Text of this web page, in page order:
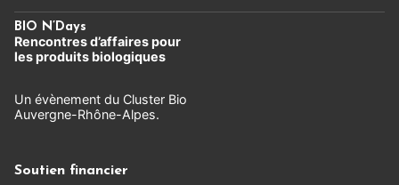
BIO N’Days
Rencontres d’affairespour
les produits biologiques
Un évènement du Cluster Bio
Auvergne-Rhône-Alpes.
Soutien financier